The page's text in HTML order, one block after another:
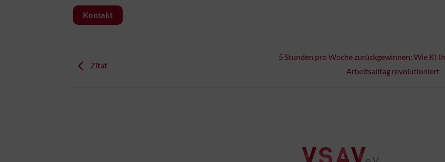
Kontakt
Zitat
5 Stunden pro Woche zurückgewinnen: Wie KI
Arbeitsalltag revolutioniert